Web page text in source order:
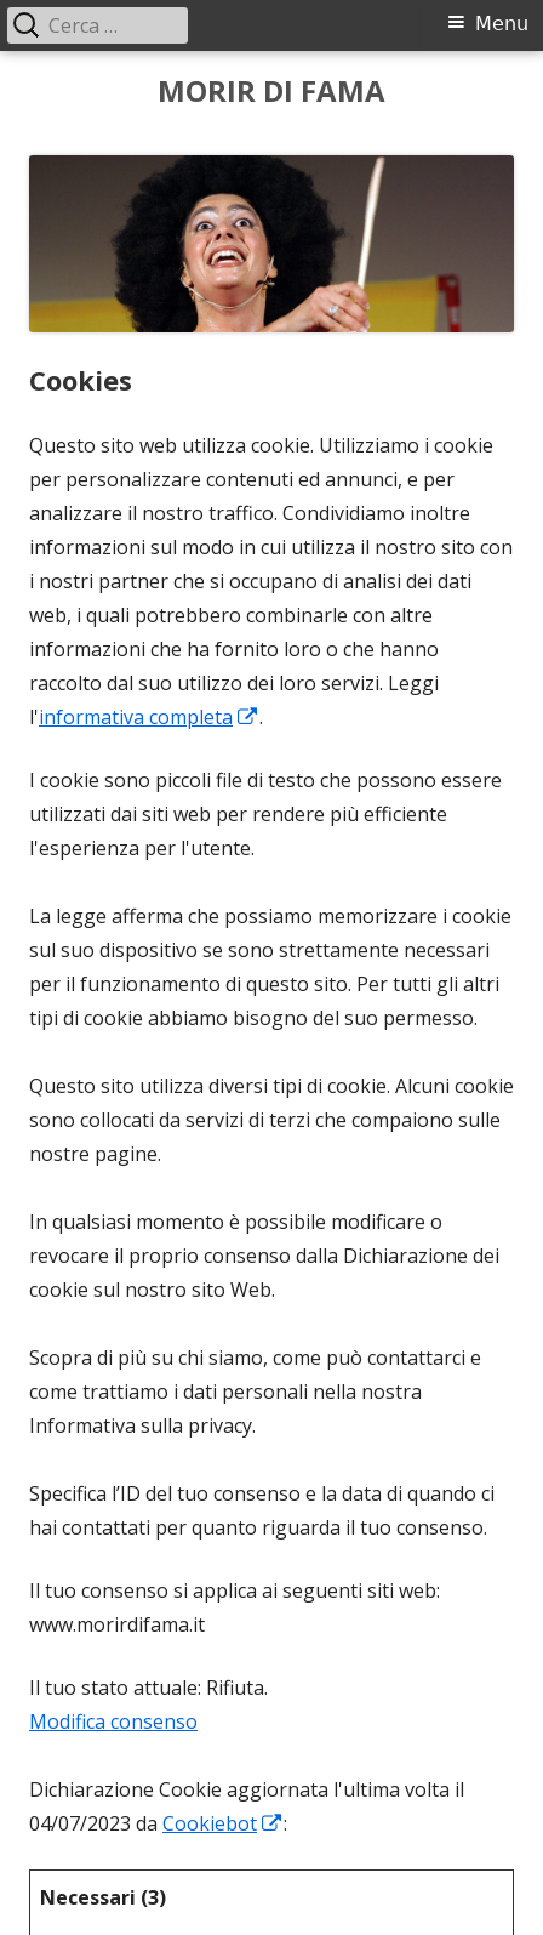
MORIR DI FAMA
Menu
Menu
Ricerca
per:
Cookies
Questo sito web utilizza cookie. Utilizziamo i cookie
per personalizzare contenuti ed annunci, e per
analizzare il nostro traffico. Condividiamo inoltre
informazioni sul modo in cui utilizza il nostro sito con
i nostri partner che si occupano di analisi dei dati
web, i quali potrebbero combinarle con altre
informazioni che ha fornito loro o che hanno
raccolto dal suo utilizzo dei loro servizi. Leggi
l'informativa completa
Apre
una
nuova
.
I cookie sono piccoli file di testo che possono essere
utilizzati dai siti web per rendere più efficiente
l'esperienza per l'utente.
La legge afferma che possiamo memorizzare i cookie
sul suo dispositivo se sono strettamente necessari
per il funzionamento di questo sito. Per tutti gli altri
tipi di cookie abbiamo bisogno del suo permesso.
Questo sito utilizza diversi tipi di cookie. Alcuni cookie
sono collocati da servizi di terzi che compaiono sulle
nostre pagine.
In qualsiasi momento è possibile modificare o
revocare il proprio consenso dalla Dichiarazione dei
cookie sul nostro sito Web.
Scopra di più su chi siamo, come può contattarci e
come trattiamo i dati personali nella nostra
Informativa sulla privacy.
Specifica l’ID del tuo consenso e la data di quando ci
hai contattati per quanto riguarda il tuo consenso.
Il tuo consenso si applica ai seguenti siti web:
www.morirdifama.it
Il tuo stato attuale: Rifiuta.
Modifica consenso
Dichiarazione Cookie aggiornata l'ultima volta il
04/07/2023 da Cookiebot
Apre
:
Necessari (3)